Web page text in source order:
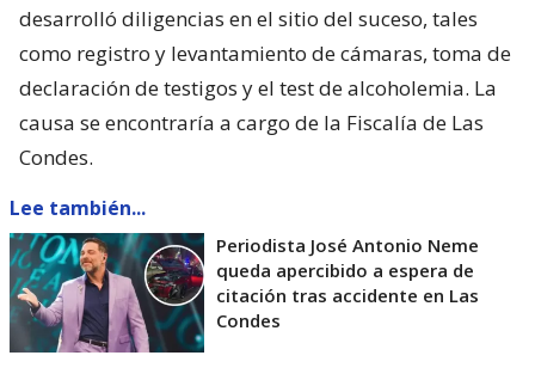
desarrolló diligencias en el sitio del suceso, tales
como registro y levantamiento de cámaras, toma de
declaración de testigos y el test de alcoholemia. La
causa se encontraría a cargo de la Fiscalía de Las
Condes.
Lee también...
Periodista José Antonio Neme
queda apercibido a espera de
citación tras accidente en Las
Condes